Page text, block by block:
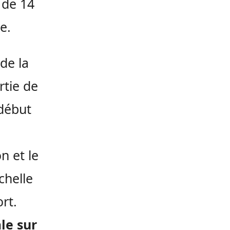
14
la
de
et le
sur